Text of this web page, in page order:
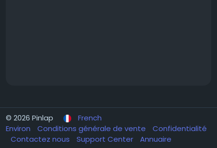
© 2026 Pinlap
French
Environ
Conditions générale de vente
Confidentialité
Contactez nous
Support Center Annuaire